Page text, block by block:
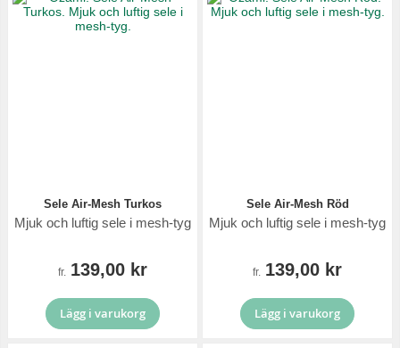
Sele Air-Mesh Turkos
Mjuk och luftig sele i mesh-tyg
fr. 139,00 kr
Lägg i varukorg
Sele Air-Mesh Röd
Mjuk och luftig sele i mesh-tyg
fr. 139,00 kr
Lägg i varukorg